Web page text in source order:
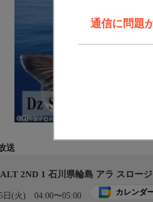
通信に問題
送
2ND 1 石川県輪島 アラ スロー
日(火) 04:00〜05:00 カレンダ